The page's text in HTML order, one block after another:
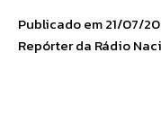
Publicado em 21/07/
Repórter da Rádio